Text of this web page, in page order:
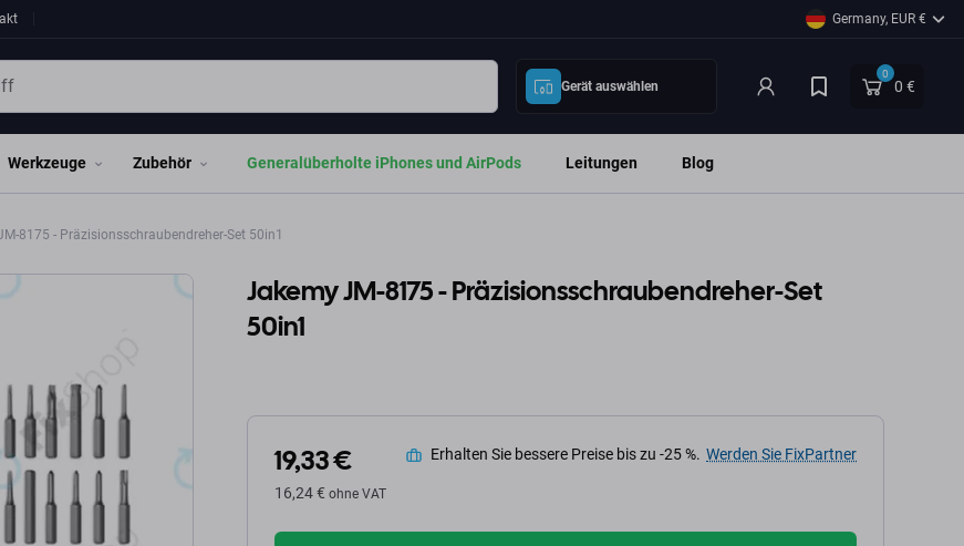
Germany, EUR €
Gerät auswählen
0
0 €
Werkzeuge Zubehör Generalüberholte iPhones und AirPods Leitungen Blog
8175 - Präzisionsschraubendreher-Set 50in1
Jakemy JM-8175 - Präzisionsschraubendreher-Set
50in1
19,33 €
16,24 € ohne VAT
Erhalten Sie bessere Preise bis zu -25 %. Werden Sie FixPartner